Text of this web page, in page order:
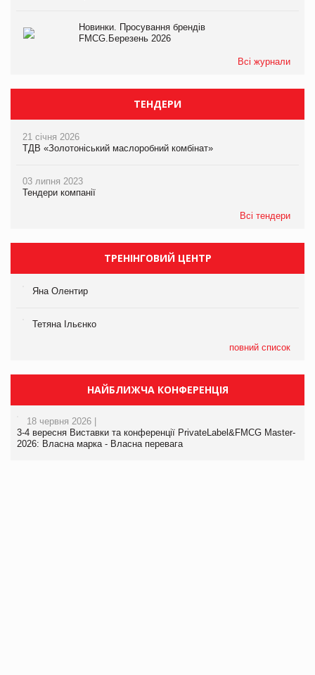
Новинки. Просування брендів
FMCG.Березень 2026
Всі журнали
ТЕНДЕРИ
21 січня 2026
ТДВ «Золотоніський маслоробний комбінат»
03 липня 2023
Тендери компанії
Всі тендери
ТРЕНІНГОВИЙ ЦЕНТР
Яна Олентир
Тетяна Ільєнко
повний список
НАЙБЛИЖЧА КОНФЕРЕНЦІЯ
18 червня 2026 |
3-4 вересня Виставки та конференції PrivateLabel&FMCG Master-
2026: Власна марка - Власна перевага